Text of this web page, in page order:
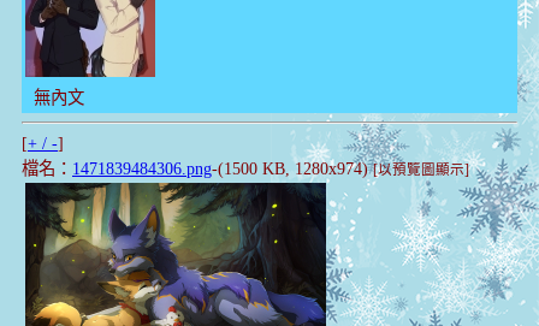
無內文
[+ / -]
檔名： 1471839484306.png-(1500 KB, 1280x974)[以預覽圖顯示]